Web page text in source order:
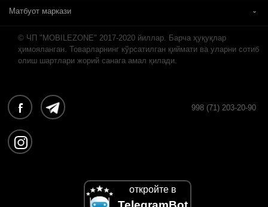
Матбуот маркази
© ЧП "MOBILEZONE" 2017-2020 йиллар. Барча ҳуқуқлар
ҳимояланган. Товарларнинг кўрсатилган қиймати ва уларни сотиб
олиш шартлари жорий санага амал қилади.
998 (71) 203-20-90
откройте в